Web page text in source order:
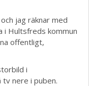
jag räknar med
i Hultsfreds kommun
offentligt,
i
nere i puben.